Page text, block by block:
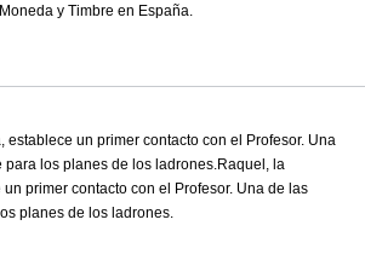
y Timbre en España.
establece un primer contacto con el Profesor. Una
para los planes de los ladrones.Raquel, la
primer contacto con el Profesor. Una de las
planes de los ladrones.